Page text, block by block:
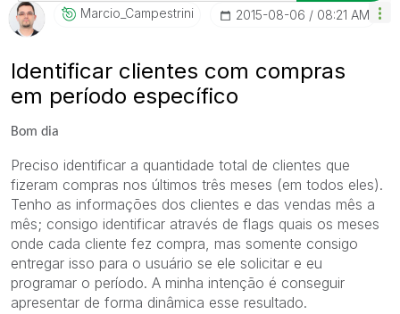
Marcio_CampestrIni ‎2015-08-06 08:21 AM
Identificar clientes com compras
em período específico
Bom dia
Preciso identificar a quantidade total de clientes que
fizeram compras nos últimos três meses (em todos eles).
Tenho as informações dos clientes e das vendas mês a
mês; consigo identificar através de flags quais os meses
onde cada cliente fez compra, mas somente consigo
entregar isso para o usuário se ele solicitar e eu
programar o período. A minha intenção é conseguir
apresentar de forma dinâmica esse resultado.